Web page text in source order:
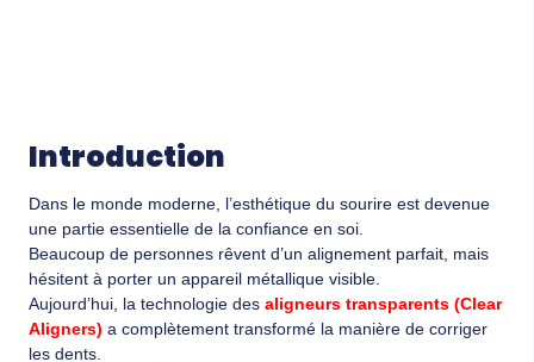
Introduction
Dans le monde moderne, l’esthétique du sourire est devenue
une partie essentielle de la confiance en soi.
Beaucoup de personnes rêvent d’un alignement parfait, mais
hésitent à porter un appareil métallique visible.
Aujourd’hui, la technologie des aligneurs transparents (Clear
Aligners) a complètement transformé la manière de corriger
les dents.